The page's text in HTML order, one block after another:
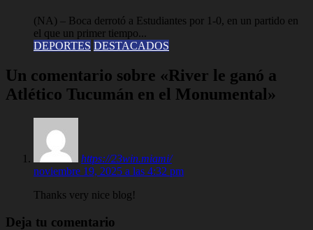
(NA) – Boca derrotó a Estudiantes por 1-0, en un partido en
el que un primer tiempo...
DEPORTES DESTACADOS
Un comentario sobre «River le ganó a
Atlético Tucumán en el Monumental»
https://23win.miami/
noviembre 19, 2025 a las 4:32 pm
Thanks very nice blog!
Deja tu comentario